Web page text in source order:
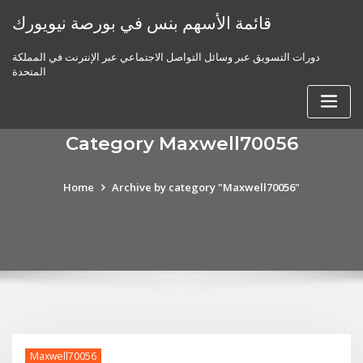
قائمة الأسهم بنس في بورصة نيويورك
دورات التسويق عبر وسائل التواصل الاجتماعي عبر الإنترنت في المملكة
المتحدة
Category Maxwell70056
Home Archive by category "Maxwell70056"
Maxwell70056